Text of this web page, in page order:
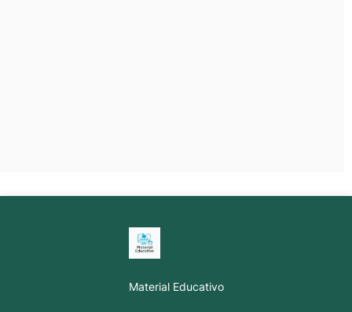
Material Educativo